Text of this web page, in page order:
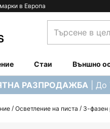
в Европа
магазин...
Стаи Външно
РАЗПРОДАЖБА |
Осветление на писта 3-фазен